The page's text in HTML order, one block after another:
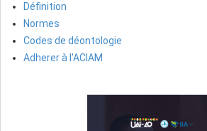
Définition
Normes
Codes de déontologie
Adherer à l'ACIAM